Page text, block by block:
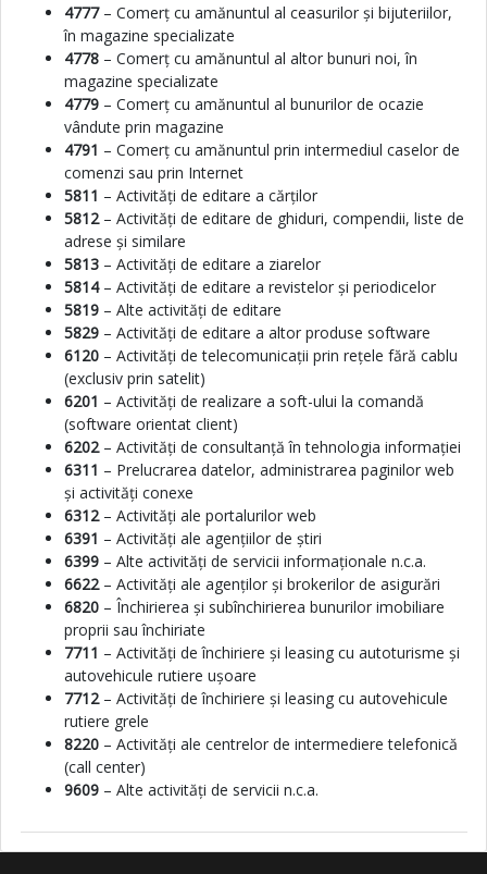
4777– Comerț cu amănuntul al ceasurilor și bijuteriilor,
în magazine specializate
4778– Comerț cu amănuntul al altor bunuri noi, în
magazine specializate
4779– Comerț cu amănuntul al bunurilor de ocazie
vândute prin magazine
4791 – Comerț cu amănuntul prin intermediul caselor de
comenzi sau prin Internet
5811 – Activități de editare a cărților
5812– Activități de editare de ghiduri, compendii, liste de
adrese și similare
5813– Activități de editare a ziarelor
5814– Activități de editare a revistelor și periodicelor
5819– Alte activități de editare
5829– Activități de editare a altor produse software
6120– Activități de telecomunicații prin rețele fără cablu
(exclusiv prin satelit)
6201 – Activități de realizare a soft-ului la comandă
(software orientat client)
6202– Activități de consultanță în tehnologia informației
6311 – Prelucrarea datelor, administrarea paginilor web
și activități conexe
6312– Activități ale portalurilor web
6391 – Activități ale agențiilor de știri
6399– Alte activități de servicii informaționale n.c.a.
6622– Activități ale agenților și brokerilor de asigurări
6820– Închirierea și subînchirierea bunurilor imobiliare
proprii sau închiriate
7711 – Activități de închiriere și leasing cu autoturisme și
autovehicule rutiere ușoare
7712– Activități de închiriere și leasing cu autovehicule
rutiere grele
8220– Activități ale centrelor de intermediere telefonică
(call center)
9609– Alte activități de servicii n.c.a.